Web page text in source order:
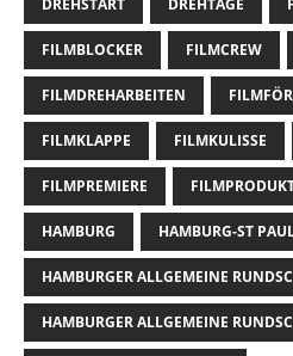
DREHSTART DREHTAGE
FILMBLOCKER FILMCREW
FILMDREHARBEITEN
FILMKLAPPE FILMKULISSE
FILMPREMIERE
HAMBURG HAMBURG-ST
HAMBURGER ALLGEMEINE
HAMBURGER ALLGEMEINE